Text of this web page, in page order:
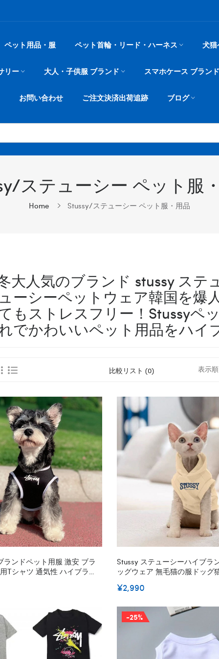
ペット用品・服 ペット首輪・リード・ハーネス 犬
リー 大人・子供服 ブランド スマホケース ブランド
お問い合わせ ご注文決済出荷追跡 ブログ
ステューシー ペット服
Home Stussy/ステューシー ペット服・用品
大人気のブランド stussy ステ
ーシーペットウェア韓国を爆
もストレスフリー！Stussyペ
でかわいいペット用品をハイ
比較リスト (0) 表示
ランドペット用服 激安 ブラ
tシャツ 通気性 ハイブラン
Stussy ステューシーハイブラ
ッグウェア 無毛猫の服ドッグ
パロディブランド犬服春夏S -
¥2,990
-25%